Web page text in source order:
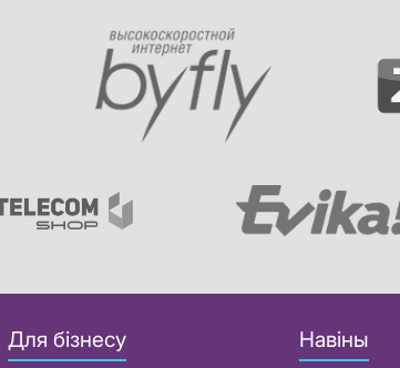
Для бізнесу Навіны